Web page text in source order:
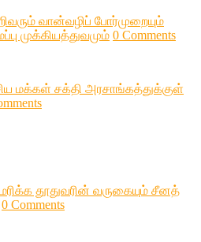
வான்வழிப் போர்முறையும்
முக்கியத்துவமும் 0 Comments
மக்கள் சக்தி அரசாங்கத்துக்குள்
தூதுவரின் வருகையும் சீனத்
0 Comments